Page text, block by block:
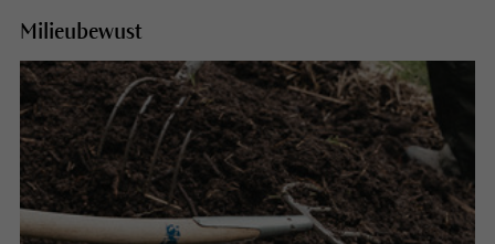
Milieubewust